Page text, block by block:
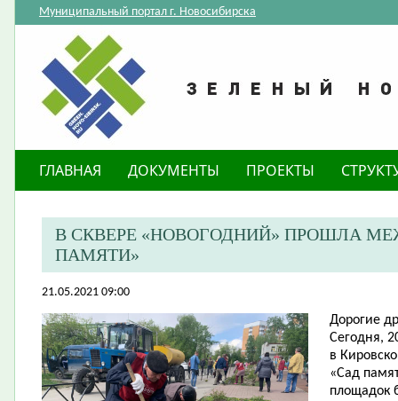
Муниципальный портал г. Новосибирска
ГЛАВНАЯ ДОКУМЕНТЫ ПРОЕКТЫ
В СКВЕРЕ «НОВОГОДНИЙ» ПРОШЛА
ПАМЯТИ»
21.05.2021 09:00
Дорогие
Сегодня,
в
«Сад
площадок